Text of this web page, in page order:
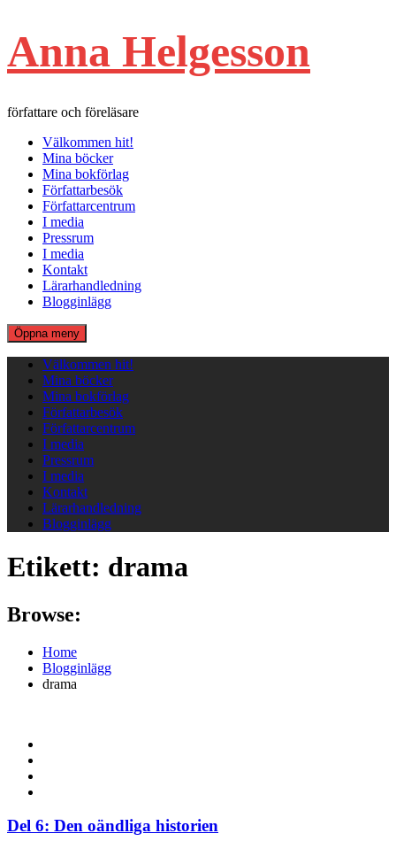
till
innehåll
Anna Helgesson
författare och föreläsare
Välkommen hit!
Mina böcker
Mina bokförlag
Författarbesök
Författarcentrum
I media
Pressrum
I media
Kontakt
Lärarhandledning
Blogginlägg
Öppna meny
Välkommen hit!
Mina böcker
Mina bokförlag
Författarbesök
Författarcentrum
I media
Pressrum
I media
Kontakt
Lärarhandledning
Blogginlägg
Etikett: drama
Browse:
Home
Blogginlägg
drama
Del 6: Den oändliga historien